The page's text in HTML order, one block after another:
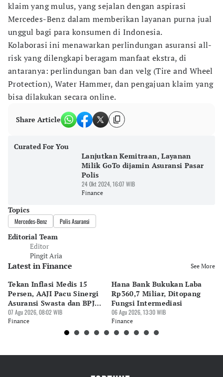
klaim yang mulus, yang sejalan dengan aspirasi
Mercedes-Benz dalam memberikan layanan purna jual
unggul bagi para konsumen di Indonesia.
Kolaborasi ini menawarkan perlindungan asuransi all-
risk yang dilengkapi beragam manfaat ekstra, di
antaranya: perlindungan ban dan velg (Tire and Wheel
Protection), Water Hammer, dan pengajuan klaim yang
bisa dilakukan secara online.
Share Article
Curated For You
Lanjutkan Kemitraan, Layanan
Milik GoTo dijamin Asuransi Pasar
Polis
24 Okt 2024, 16:07 WIB
Finance
Topics
Mercedes-Benz Polis Asuransi
Editorial Team
Editor
Pingit Aria
Latest in Finance See More
Tekan Inflasi Medis 15
Persen, AAJI Pacu Sinergi
Asuransi Swasta dan BPJS
Kesehatan
07 Agu 2026, 08:02 WIB
Finance
Hana Bank Bukukan Laba
Rp360,7 Miliar, Ditopang
Fungsi Intermediasi
06 Agu 2026, 13:30 WIB
Finance